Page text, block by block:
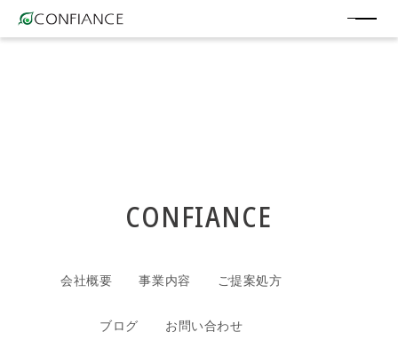
CONFIANCE
会社概要 事業内容 ご提案処方
ブログ お問い合わせ